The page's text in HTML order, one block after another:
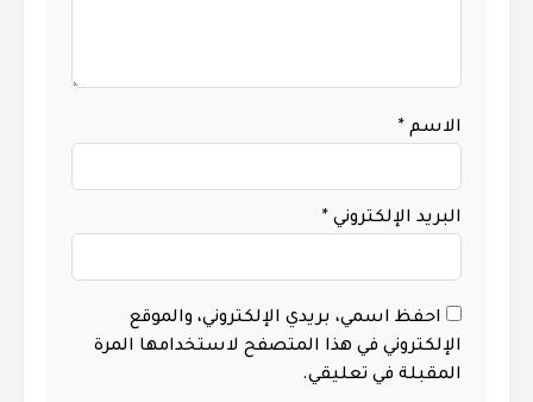
الاسم *
البريد الإلكتروني *
احفظ اسمي، بريدي الإلكتروني، والموقع
الإلكتروني في هذا المتصفح لاستخدامها المرة
المقبلة في تعليقي.